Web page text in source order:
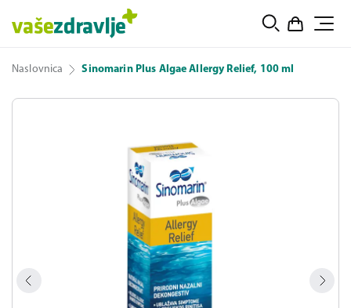
Naslovnica Sinomarin Plus Algae Allergy Relief, 100 ml